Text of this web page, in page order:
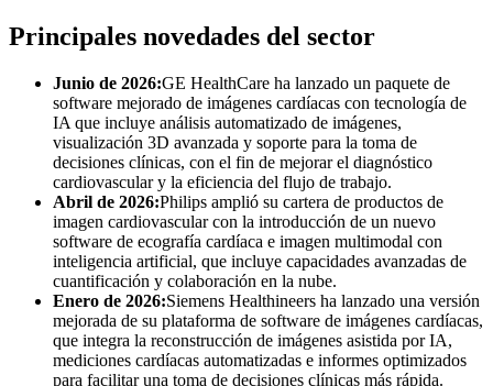
Principales novedades del sector
Junio ​​de 2026:GE HealthCare ha lanzado un paquete de
software mejorado de imágenes cardíacas con tecnología de
IA que incluye análisis automatizado de imágenes,
visualización 3D avanzada y soporte para la toma de
decisiones clínicas, con el fin de mejorar el diagnóstico
cardiovascular y la eficiencia del flujo de trabajo.
Abril de 2026:Philips amplió su cartera de productos de
imagen cardiovascular con la introducción de un nuevo
software de ecografía cardíaca e imagen multimodal con
inteligencia artificial, que incluye capacidades avanzadas de
cuantificación y colaboración en la nube.
Enero de 2026:Siemens Healthineers ha lanzado una versión
mejorada de su plataforma de software de imágenes cardíacas,
que integra la reconstrucción de imágenes asistida por IA,
mediciones cardíacas automatizadas e informes optimizados
para facilitar una toma de decisiones clínicas más rápida.